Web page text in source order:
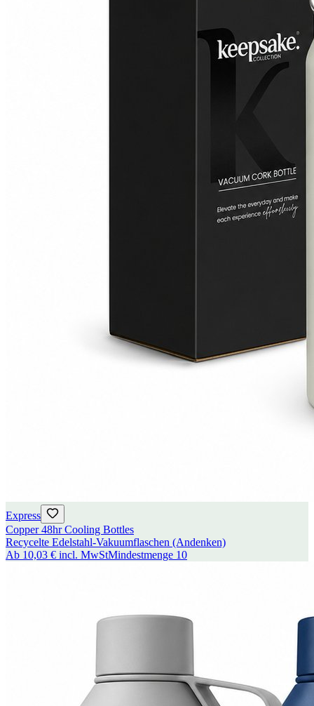
Express
Copper 48hr Cooling Bottles
Recycelte Edelstahl-Vakuumflaschen (Andenken)
Ab 10,03 € incl. MwStMindestmenge 10